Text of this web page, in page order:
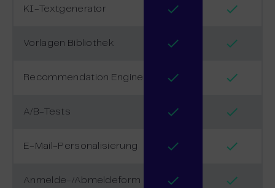
KI-Textgenerator
Vorlagen Bibliothek
Recommendation Engine
A/B-Tests
E-Mail-Personalisierung
Anmelde-/Abmeldeform